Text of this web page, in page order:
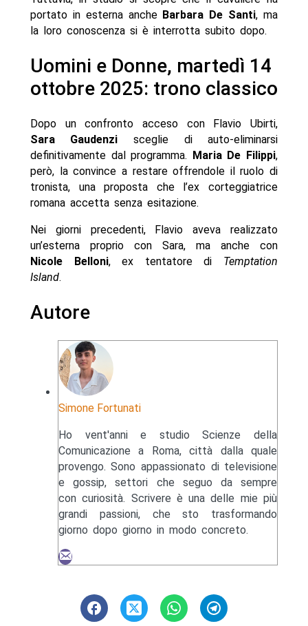
portato in esterna anche Barbara De Santi, ma
la loro conoscenza si è interrotta subito dopo.
Uomini e Donne, martedì 14
ottobre 2025: trono classico
Dopo un confronto acceso con Flavio Ubirti,
Sara Gaudenzi sceglie di auto-eliminarsi
definitivamente dal programma. Maria De Filippi,
però, la convince a restare offrendole il ruolo di
tronista, una proposta che l’ex corteggiatrice
romana accetta senza esitazione.
Nei giorni precedenti, Flavio aveva realizzato
un’esterna proprio con Sara, ma anche con
Nicole Belloni, ex tentatore di Temptation
Island.
Autore
Simone Fortunati
Ho vent'anni e studio Scienze della
Comunicazione a Roma, città dalla quale
provengo. Sono appassionato di televisione
e gossip, settori che seguo da sempre
con curiosità. Scrivere è una delle mie più
grandi passioni, che sto trasformando
giorno dopo giorno in modo concreto.